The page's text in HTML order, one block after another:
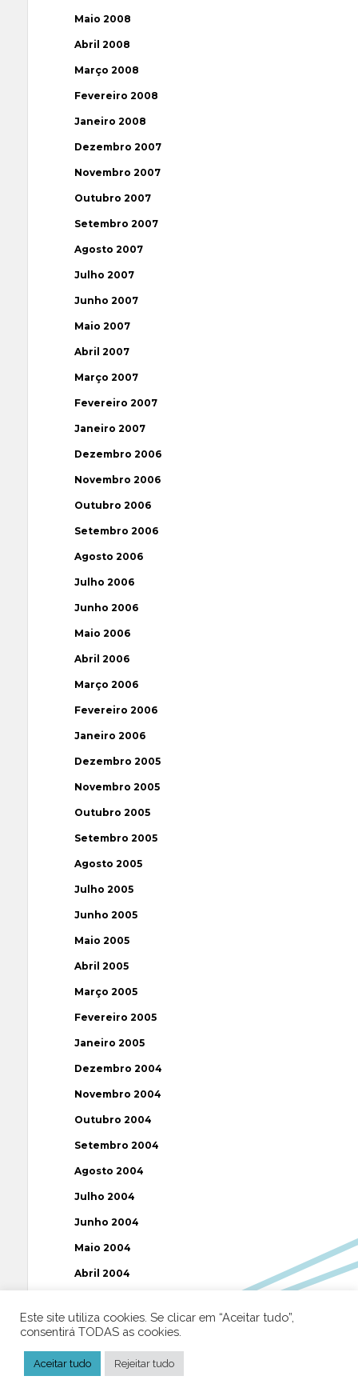
Maio 2008
Abril 2008
Março 2008
Fevereiro 2008
Janeiro 2008
Dezembro 2007
Novembro 2007
Outubro 2007
Setembro 2007
Agosto 2007
Julho 2007
Junho 2007
Maio 2007
Abril 2007
Março 2007
Fevereiro 2007
Janeiro 2007
Dezembro 2006
Novembro 2006
Outubro 2006
Setembro 2006
Agosto 2006
Julho 2006
Junho 2006
Maio 2006
Abril 2006
Março 2006
Fevereiro 2006
Janeiro 2006
Dezembro 2005
Novembro 2005
Outubro 2005
Setembro 2005
Agosto 2005
Julho 2005
Junho 2005
Maio 2005
Abril 2005
Março 2005
Fevereiro 2005
Janeiro 2005
Dezembro 2004
Novembro 2004
Outubro 2004
Setembro 2004
Agosto 2004
Julho 2004
Junho 2004
Maio 2004
Abril 2004
Fevereiro 2004
Janeiro 2004
Dezembro 2003
Este site utiliza cookies. Se clicar em “Aceitar tudo”,
consentirá TODAS as cookies.
Aceitar tudo Rejeitar tudo